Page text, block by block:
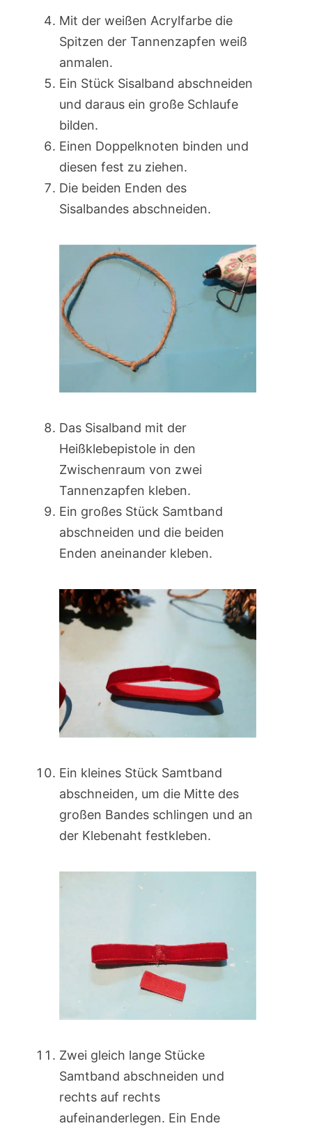
Mit der weißen Acrylfarbe die
Spitzen der Tannenzapfen weiß
anmalen.
Ein Stück Sisalband abschneiden
und daraus ein große Schlaufe
bilden.
Einen Doppelknoten binden und
diesen fest zu ziehen.
Die beiden Enden des
Sisalbandes abschneiden.
Das Sisalband mit der
Heißklebepistole in den
Zwischenraum von zwei
Tannenzapfen kleben.
Ein großes Stück Samtband
abschneiden und die beiden
Enden aneinander kleben.
Ein kleines Stück Samtband
abschneiden, um die Mitte des
großen Bandes schlingen und an
der Klebenaht festkleben.
Zwei gleich lange Stücke
Samtband abschneiden und
rechts auf rechts
aufeinanderlegen. Ein Ende